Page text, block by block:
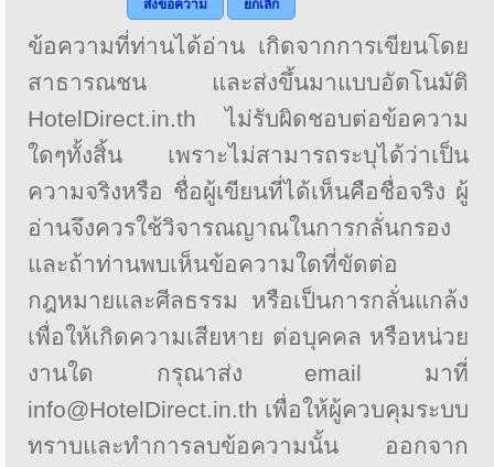
ส่งข้อความ
ยกเลิก
ข้อความที่ท่านได้อ่าน เกิดจากการเขียนโดย
สาธารณชน และส่งขึ้นมาแบบอัตโนมัติ
HotelDirect.in.th ไม่รับผิดชอบต่อข้อความ
ใดๆทั้งสิ้น เพราะไม่สามารถระบุได้ว่าเป็น
ความจริงหรือ ชื่อผู้เขียนที่ได้เห็นคือชื่อจริง ผู้
อ่านจึงควรใช้วิจารณญาณในการกลั่นกรอง
และถ้าท่านพบเห็นข้อความใดที่ขัดต่อ
กฎหมายและศีลธรรม หรือเป็นการกลั่นแกล้ง
เพื่อให้เกิดความเสียหาย ต่อบุคคล หรือหน่วย
งานใด กรุณาส่ง email มาที่
info@HotelDirect.in.th เพื่อให้ผู้ควบคุมระบบ
ทราบและทำการลบข้อความนั้น ออกจาก